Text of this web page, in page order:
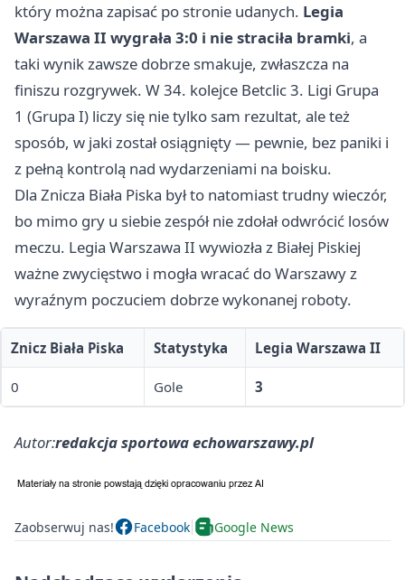
który można zapisać po stronie udanych. Legia
Warszawa II wygrała 3:0 i nie straciła bramki, a
taki wynik zawsze dobrze smakuje, zwłaszcza na
finiszu rozgrywek. W 34. kolejce Betclic 3. Ligi Grupa
1 (Grupa I) liczy się nie tylko sam rezultat, ale też
sposób, w jaki został osiągnięty — pewnie, bez paniki i
z pełną kontrolą nad wydarzeniami na boisku.
Dla Znicza Biała Piska był to natomiast trudny wieczór,
bo mimo gry u siebie zespół nie zdołał odwrócić losów
meczu. Legia Warszawa II wywiozła z Białej Piskiej
ważne zwycięstwo i mogła wracać do Warszawy z
wyraźnym poczuciem dobrze wykonanej roboty.
Znicz Biała Piska Statystyka Legia Warszawa II
0 Gole 3
Autor:redakcja sportowa echowarszawy.pl
Zaobserwuj nas! Facebook Google News